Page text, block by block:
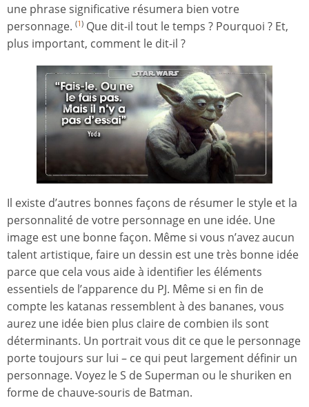
une phrase significative résumera bien votre
personnage. (1) Que dit-il tout le temps ? Pourquoi ? Et,
plus important, comment le dit-il ?
Il existe d’autres bonnes façons de résumer le style et la
personnalité de votre personnage en une idée. Une
image est une bonne façon. Même si vous n’avez aucun
talent artistique, faire un dessin est une très bonne idée
parce que cela vous aide à identifier les éléments
essentiels de l’apparence du PJ. Même si en fin de
compte les katanas ressemblent à des bananes, vous
aurez une idée bien plus claire de combien ils sont
déterminants. Un portrait vous dit ce que le personnage
porte toujours sur lui – ce qui peut largement définir un
personnage. Voyez le S de Superman ou le shuriken en
forme de chauve-souris de Batman.